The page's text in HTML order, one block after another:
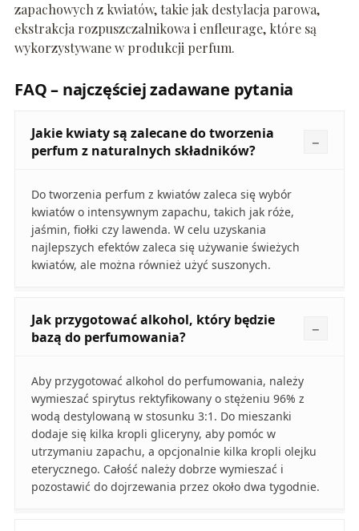
zapachowych z kwiatów, takie jak destylacja parowa,
ekstrakcja rozpuszczalnikowa i enfleurage, które są
wykorzystywane w produkcji perfum.
FAQ – najczęściej zadawane pytania
Jakie kwiaty są zalecane do tworzenia
perfum z naturalnych składników?
Do tworzenia perfum z kwiatów zaleca się wybór
kwiatów o intensywnym zapachu, takich jak róże,
jaśmin, fiołki czy lawenda. W celu uzyskania
najlepszych efektów zaleca się używanie świeżych
kwiatów, ale można również użyć suszonych.
Jak przygotować alkohol, który będzie
bazą do perfumowania?
Aby przygotować alkohol do perfumowania, należy
wymieszać spirytus rektyfikowany o stężeniu 96% z
wodą destylowaną w stosunku 3:1. Do mieszanki
dodaje się kilka kropli gliceryny, aby pomóc w
utrzymaniu zapachu, a opcjonalnie kilka kropli olejku
eterycznego. Całość należy dobrze wymieszać i
pozostawić do dojrzewania przez około dwa tygodnie.